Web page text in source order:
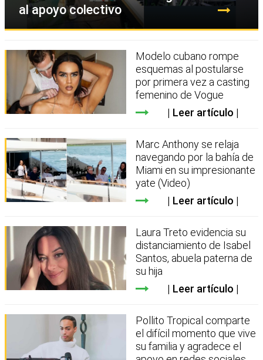
al apoyo colectivo
Modelo cubano rompe
esquemas al postularse
por primera vez a casting
femenino de Vogue
Leer artículo
Marc Anthony se relaja
navegando por la bahía de
Miami en su impresionante
yate (Video)
Leer artículo
Laura Treto evidencia su
distanciamiento de Isabel
Santos, abuela paterna de
su hija
Leer artículo
Pollito Tropical comparte
el difícil momento que vive
su familia y agradece el